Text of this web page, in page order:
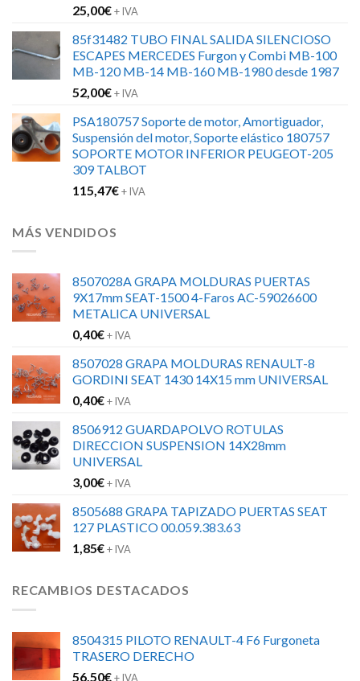
25,00€+ IVA
85f31482 TUBO FINAL SALIDA SILENCIOSO
ESCAPES MERCEDES Furgon y Combi MB-100
MB-120 MB-14 MB-160 MB-1980 desde 1987
52,00€+ IVA
PSA180757 Soporte de motor, Amortiguador,
Suspensión del motor, Soporte elástico 180757
SOPORTE MOTOR INFERIOR PEUGEOT-205
309 TALBOT
115,47€+ IVA
MÁS VENDIDOS
8507028A GRAPA MOLDURAS PUERTAS
9X17mm SEAT-1500 4-Faros AC-59026600
METALICA UNIVERSAL
0,40€+ IVA
8507028 GRAPA MOLDURAS RENAULT-8
GORDINI SEAT 1430 14X15 mm UNIVERSAL
0,40€+ IVA
8506912 GUARDAPOLVO ROTULAS
DIRECCION SUSPENSION 14X28mm
UNIVERSAL
3,00€+ IVA
8505688 GRAPA TAPIZADO PUERTAS SEAT
127 PLASTICO 00.059.383.63
1,85€+ IVA
RECAMBIOS DESTACADOS
8504315 PILOTO RENAULT-4 F6 Furgoneta
TRASERO DERECHO
56,50€+ IVA